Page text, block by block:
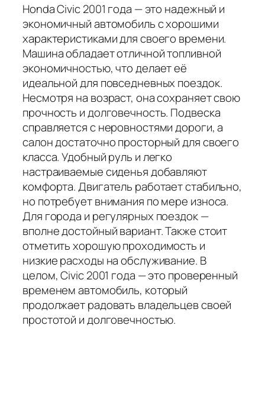
Honda Civic 2001 года — это надежный и
экономичный автомобиль с хорошими
характеристиками для своего времени.
Машина обладает отличной топливной
экономичностью, что делает её
идеальной для повседневных поездок.
Несмотря на возраст, она сохраняет свою
прочность и долговечность. Подвеска
справляется с неровностями дороги, а
салон достаточно просторный для своего
класса. Удобный руль и легко
настраиваемые сиденья добавляют
комфорта. Двигатель работает стабильно,
но потребует внимания по мере износа.
Для города и регулярных поездок —
вполне достойный вариант. Также стоит
отметить хорошую проходимость и
низкие расходы на обслуживание. В
целом, Civic 2001 года — это проверенный
временем автомобиль, который
продолжает радовать владельцев своей
простотой и долговечностью.